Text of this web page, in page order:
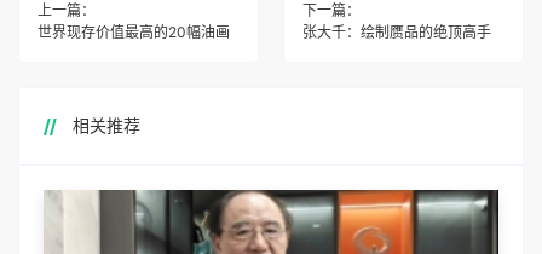
上一篇：
世界现存价值最高的20幅油画
下一篇：
张大千：绘制赝品的绝顶高手
相关推荐